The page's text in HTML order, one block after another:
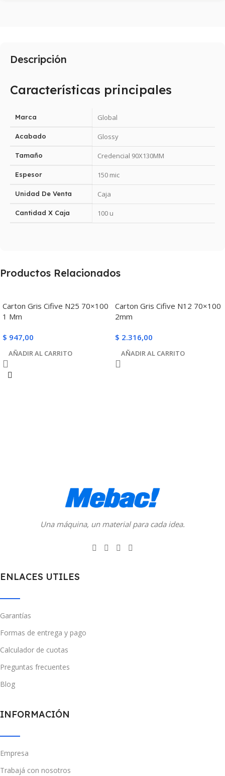
Descripción
Características principales
Marca Global
Acabado Glossy
Tamaño Credencial 90X130MM
Espesor 150 mic
Unidad De Venta Caja
Cantidad X Caja 100 u
Productos Relacionados
Carton Gris Cifive N25 70×100
1 Mm
$ 947,00
AÑADIR AL CARRITO
Carton Gris Cifive N12 70×100
2mm
$ 2.316,00
AÑADIR AL CARRITO
Una máquina, un material para cada idea.
ENLACES UTILES
Garantías
Formas de entrega y pago
Calculador de cuotas
Preguntas frecuentes
Blog
INFORMACIÓN
Empresa
Trabajá con nosotros